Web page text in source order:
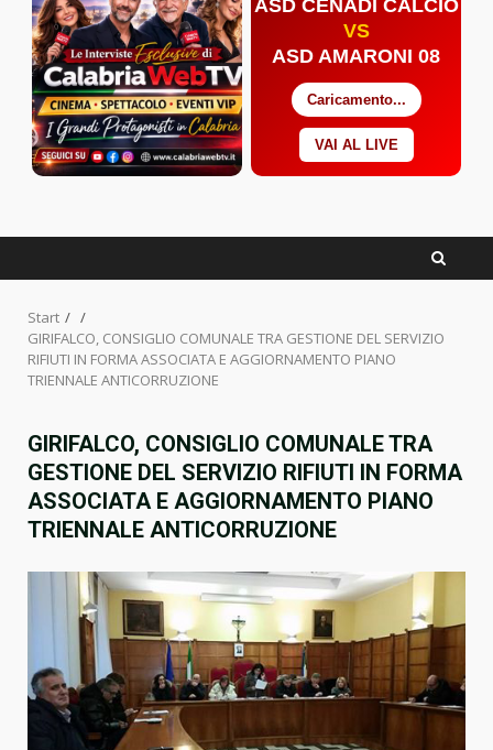
ASD CENADI CALCIO
VS
ASD AMARONI 08
Caricamento...
VAI AL LIVE
Start
GIRIFALCO, CONSIGLIO COMUNALE TRA GESTIONE DEL SERVIZIO
RIFIUTI IN FORMA ASSOCIATA E AGGIORNAMENTO PIANO
TRIENNALE ANTICORRUZIONE
GIRIFALCO, CONSIGLIO COMUNALE TRA
GESTIONE DEL SERVIZIO RIFIUTI IN FORMA
ASSOCIATA E AGGIORNAMENTO PIANO
TRIENNALE ANTICORRUZIONE